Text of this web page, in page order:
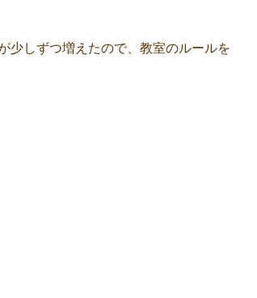
少しずつ増えたので、教室のルールを